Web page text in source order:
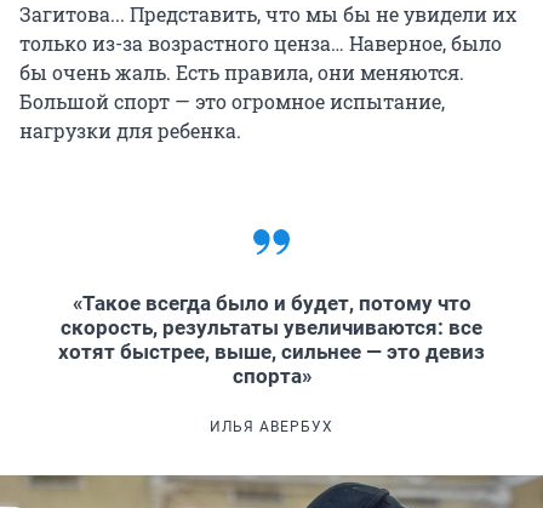
Загитова... Представить, что мы бы не увидели их
только из-за возрастного ценза… Наверное, было
бы очень жаль. Есть правила, они меняются.
Большой спорт — это огромное испытание,
нагрузки для ребенка.
«Такое всегда было и будет, потому что
скорость, результаты увеличиваются: все
хотят быстрее, выше, сильнее — это девиз
спорта»
ИЛЬЯ АВЕРБУХ